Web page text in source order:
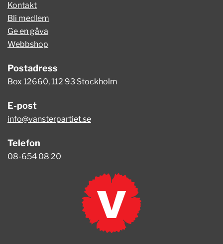
Kontakt
Bli medlem
Ge en gåva
Webbshop
Postadress
Box 12660, 112 93 Stockholm
E-post
info@vansterpartiet.se
Telefon
08-654 08 20